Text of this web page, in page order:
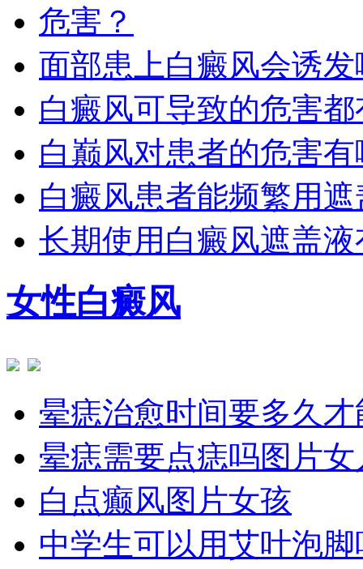
面部患上白癜风会诱
白癜风可导致的危害
白巅风对患者的危害
白癜风患者能频繁用
长期使用白癜风遮盖
女性白癜风
晕痣治愈时间要多久
晕痣需要点痣吗图片女
白点癫风图片女孩
中学生可以用艾叶泡